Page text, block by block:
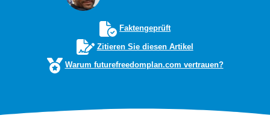
Faktengeprüft
Zitieren Sie diesen Artikel
Warum futurefreedomplan.com vertrauen?